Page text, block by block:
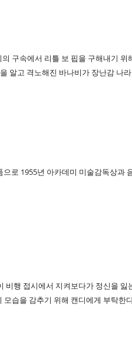
구속에서 리틀 보 핍을 구해내기
알고 격노해진 바나비가 장난감
로 1955년 아카데미 미술감독상
행 접시에서 지켜보다가 정신을
습을 감추기 위해 캔디에게 부탁한